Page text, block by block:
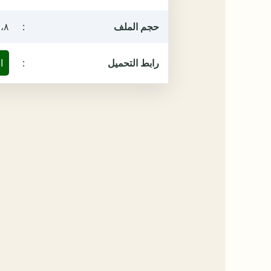
حجم الملف : ١٠،٨
رابط التحميل :